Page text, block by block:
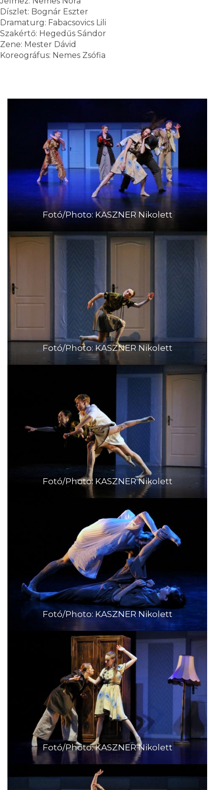
Díszlet: Bognár Eszter
Dramaturg: Fabacsovics Lili
Szakértő: Hegedűs Sándor
Zene: Mester Dávid
Koreográfus: Nemes Zsófia
Fotó/Photo: KASZNER Nikolett
Fotó/Photo: KASZNER Nikolett
Fotó/Photo: KASZNER Nikolett
Fotó/Photo: KASZNER Nikolett
Fotó/Photo: KASZNER Nikolett